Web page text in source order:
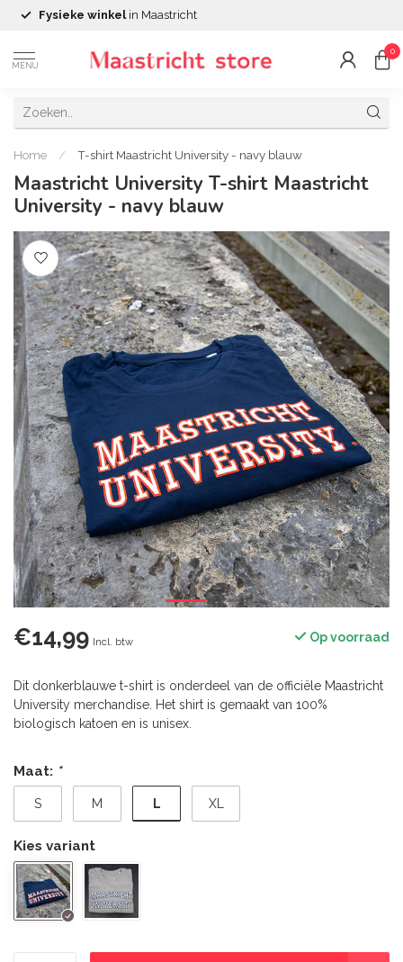
Fysieke winkel in Maastricht
MENU
0
Home / T-shirt Maastricht University - navy blauw
Maastricht University T-shirt Maastricht
University - navy blauw
€14,99 Incl. btw Op voorraad
Dit donkerblauwe t-shirt is onderdeel van de officiële Maastricht
University merchandise. Het shirt is gemaakt van 100%
biologisch katoen en is unisex.
Maat: *
S M L XL
Kies variant